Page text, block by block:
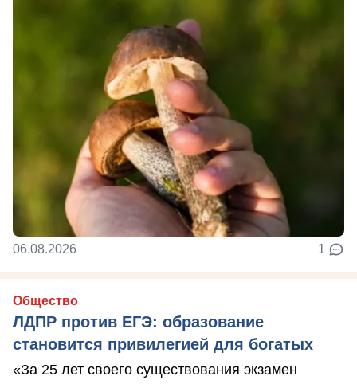
06.08.2026 1
Общество
ЛДПР против ЕГЭ: образование
становится привилегией для богатых
«За 25 лет своего существования экзамен